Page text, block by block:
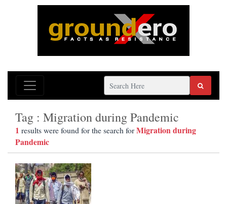
Tag : Migration during Pandemic
1 results were found for the search forMigration during
Pandemic